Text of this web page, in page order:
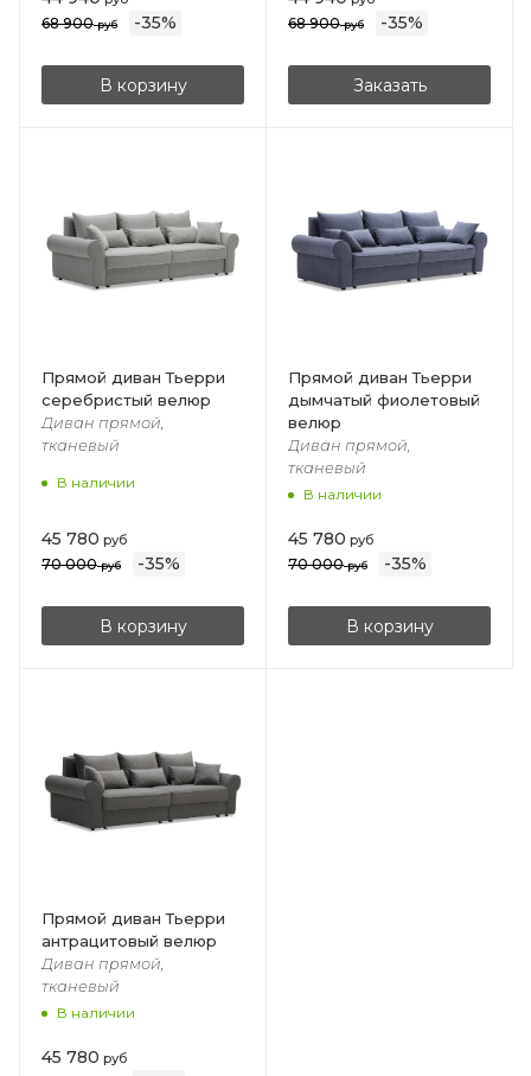
68 900руб -35%
В корзину
68 900руб -35%
Заказать
Прямой диван Тьерри
серебристый велюр
Диван прямой,
тканевый
В наличии
45 780 руб
70 000руб -35%
В корзину
Прямой диван Тьерри
дымчатый фиолетовый
велюр
Диван прямой,
тканевый
В наличии
45 780 руб
70 000руб -35%
В корзину
Прямой диван Тьерри
антрацитовый велюр
Диван прямой,
тканевый
В наличии
45 780 руб